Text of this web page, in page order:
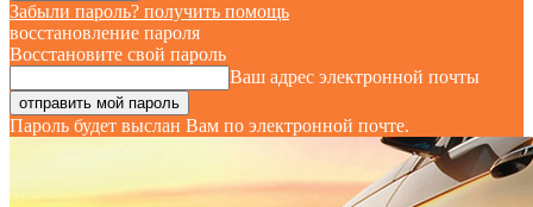
Забыли пароль? получить помощь
восстановление пароля
Восстановите свой пароль
Ваш адрес электронной почты
Пароль будет выслан Вам по электронной почте.